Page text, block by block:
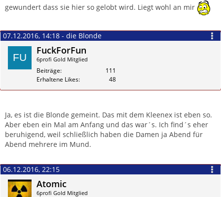
gewundert dass sie hier so gelobt wird. Liegt wohl an mir
07.12.2016, 14:18 - die Blonde
FuckForFun
6profi Gold Mitglied
Beiträge
111
Erhaltene Likes
48
Ja, es ist die Blonde gemeint. Das mit dem Kleenex ist eben so.
Aber eben ein Mal am Anfang und das war´s. Ich find´s eher
beruhigend, weil schließlich haben die Damen ja Abend für
Abend mehrere im Mund.
Zitieren
06.12.2016, 22:15
Atomic
6profi Gold Mitglied